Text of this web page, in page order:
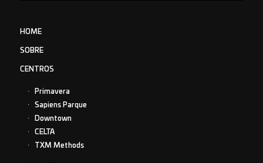
HOME
SOBRE
CENTROS
Primavera
Sapiens Parque
Downtown
CELTA
TXM Methods